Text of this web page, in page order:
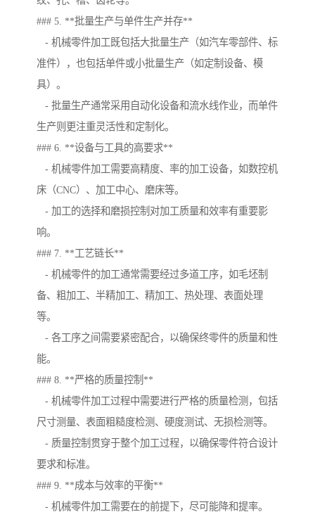
### 5. **批量生产与单件生产并存**
- 机械零件加工既包括大批量生产（如汽车零部件、标
准件），也包括单件或小批量生产（如定制设备、模
具）。
- 批量生产通常采用自动化设备和流水线作业，而单件
生产则更注重灵活性和定制化。
### 6. **设备与工具的高要求**
- 机械零件加工需要高精度、率的加工设备，如数控机
床（CNC）、加工中心、磨床等。
- 加工的选择和磨损控制对加工质量和效率有重要影
响。
### 7. **工艺链长**
- 机械零件的加工通常需要经过多道工序，如毛坯制
备、粗加工、半精加工、精加工、热处理、表面处理
等。
- 各工序之间需要紧密配合，以确保终零件的质量和性
能。
### 8. **严格的质量控制**
- 机械零件加工过程中需要进行严格的质量检测，包括
尺寸测量、表面粗糙度检测、硬度测试、无损检测等。
- 质量控制贯穿于整个加工过程，以确保零件符合设计
要求和标准。
### 9. **成本与效率的平衡**
- 机械零件加工需要在的前提下，尽可能降和提率。